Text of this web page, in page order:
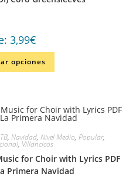
3,99€
opciones
, Navidad, Nivel Medio, Popular,
, Villancicos
for Choir with Lyrics PDF
Primera Navidad